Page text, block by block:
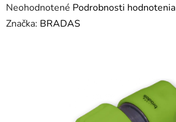
Priemerné
hodnotenie
Neohodnotené Podrobnosti hodnotenia
Značka: BRADAS